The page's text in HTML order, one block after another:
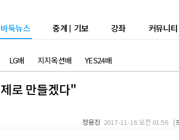
바둑뉴스 중계 | 기보 강좌 커뮤니티
LG배 지지옥션배 YES24배
로 만들겠다"
정용진 2017-11-16 오전 01:56 [